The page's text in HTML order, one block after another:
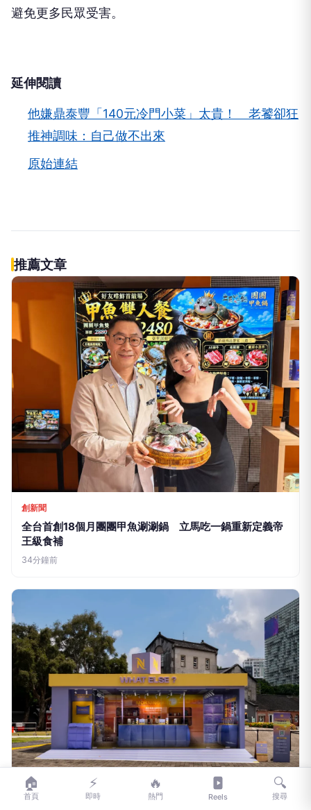
避免更多民眾受害。
延伸閱讀
他嫌鼎泰豐「140元冷門小菜」太貴！ 老饕卻狂
推神調味：自己做不出來
原始連結
說愛妳！
PR
的投資，把握現在不嫌晚！
台灣癌症基金會
009829掌握AI關鍵 大華韓國
KOSPI 50今強勢開募
大華銀全能行銷方案
推薦文章
創新聞
全台首創18個月團團甲魚涮涮鍋 立馬吃一鍋重新定義帝
王級食補
34分鐘前
🏠
首頁
⚡
即時
🔥
熱門 Reels
🔍
搜尋